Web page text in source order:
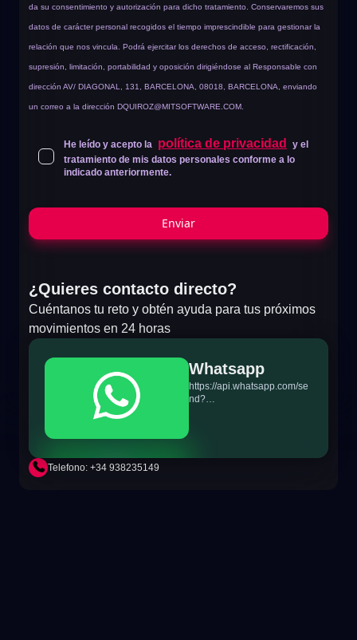
da su consentimiento y autorización para dicho tratamiento. Conservaremos sus
datos de carácter personal recogidos el tiempo imprescindible para gestionar la
relación que nos vincula. Podrá ejercitar los derechos de acceso, rectificación,
supresión, limitación, portabilidad y oposición dirigiéndose al Responsable con
dirección AV/ DIAGONAL, 131, BARCELONA, 08018, BARCELONA, enviando
un correo a la dirección DQUIROZ@MITSOFTWARE.COM
He leído y acepto la política de privacidad
y el
tratamiento de mis datos personales conforme a lo
indicado anteriormente.
Enviar
¿Quieres contacto directo?
Cuéntanos tu reto y obtén ayuda para tus próximos
movimientos en 24 horas
Whatsapp
https://api.whatsapp.com/se
nd?
Telefono: +34 938235149